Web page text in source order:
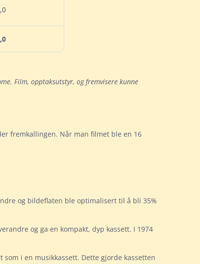
Film, opptaksutstyr, og fremvisere kunne
fremkallingen. Når man filmet ble en 16
og bildeflaten ble optimalisert til å bli 35%
og ga en kompakt, dyp kassett. I 1974
i en musikkassett. Dette gjorde kassetten